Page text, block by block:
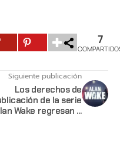
7
Siguiente publicación
Los derechos de
de la serie
Wake regresan a